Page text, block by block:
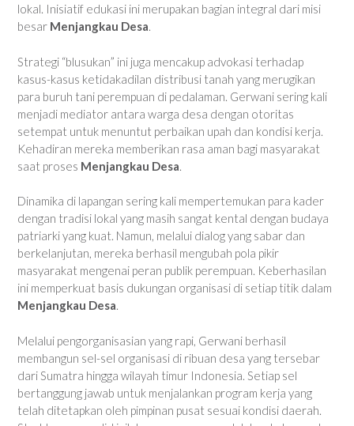
lokal. Inisiatif edukasi ini merupakan bagian integral dari misi
besar Menjangkau Desa.
Strategi “blusukan” ini juga mencakup advokasi terhadap
kasus-kasus ketidakadilan distribusi tanah yang merugikan
para buruh tani perempuan di pedalaman. Gerwani sering kali
menjadi mediator antara warga desa dengan otoritas
setempat untuk menuntut perbaikan upah dan kondisi kerja.
Kehadiran mereka memberikan rasa aman bagi masyarakat
saat proses Menjangkau Desa.
Dinamika di lapangan sering kali mempertemukan para kader
dengan tradisi lokal yang masih sangat kental dengan budaya
patriarki yang kuat. Namun, melalui dialog yang sabar dan
berkelanjutan, mereka berhasil mengubah pola pikir
masyarakat mengenai peran publik perempuan. Keberhasilan
ini memperkuat basis dukungan organisasi di setiap titik dalam
Menjangkau Desa.
Melalui pengorganisasian yang rapi, Gerwani berhasil
membangun sel-sel organisasi di ribuan desa yang tersebar
dari Sumatra hingga wilayah timur Indonesia. Setiap sel
bertanggung jawab untuk menjalankan program kerja yang
telah ditetapkan oleh pimpinan pusat sesuai kondisi daerah.